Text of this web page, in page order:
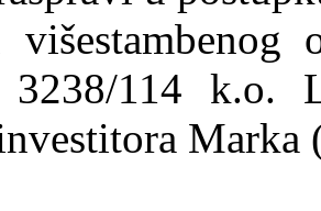
višestambenog
114 k.o.
Marka